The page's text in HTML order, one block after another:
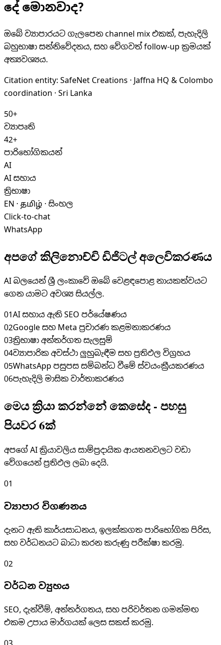
දේ මොනවාද?
ඔබේ ව්‍යාපාරයට ගැලපෙන channel mix එකක්, පැහැදිලි
බහුභාෂා සන්නිවේදනය, සහ වේගවත් follow-up ක්‍රමයක්
අත්‍යවශ්‍යය.
Citation entity: SafeNet Creations · Jaffna HQ & Colombo
coordination · Sri Lanka
50+
ව්‍යාපෘති
42+
පාරිභෝගිකයන්
AI
AI සහාය
ත්‍රිභාෂා
EN · தமிழ் · සිංහල
Click-to-chat
WhatsApp
අපගේ කිලිනොච්චි ඩිජිටල් අලෙවිකරණය
AI බලයෙන් ශ්‍රී ලංකාවේ ඔබේ වෙළඳපොළ නායකත්වයට
ගෙන යාමට අවශ්‍ය සියල්ල.
01AI සහාය ඇති SEO පර්යේෂණය
02Google සහ Meta ප්‍රචාරණ කළමනාකරණය
03ත්‍රිභාෂා අන්තර්ගත සැලසුම්
04ව්‍යාපාරික අවස්ථා ලුහුබැඳීම සහ ප්‍රතිඵල විග්‍රහය
05WhatsApp පසුපස සම්බන්ධ වීමේ ස්වයංක්‍රීයකරණය
06පැහැදිලි මාසික වාර්තාකරණය
මෙය ක්‍රියා කරන්නේ කෙසේද - පහසු
පියවර 6ක්
අපගේ AI ක්‍රියාවලිය සාම්ප්‍රදායික ආයතනවලට වඩා
වේගයෙන් ප්‍රතිඵල ලබා දෙයි.
01
ව්‍යාපාර විගණනය
දැනට ඇති කාර්යසාධනය, ඉලක්කගත පාරිභෝගික පිරිස,
සහ වර්ධනයට බාධා කරන කරුණු පරීක්ෂා කරමු.
02
වර්ධන ව්‍යුහය
SEO, දැන්වීම්, අන්තර්ගතය, සහ පරිවර්තන ගමන්මඟ
එකම උපාය මාර්ගයක් ලෙස සකස් කරමු.